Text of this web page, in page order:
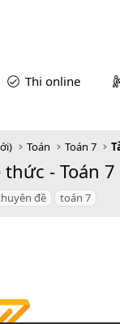
Thi online
Toán Toán 7
- Toán
đề toán 7